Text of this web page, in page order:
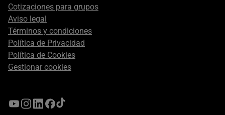
Cotizaciones para grupos
Aviso legal
Términos y condiciones
Política de Privacidad
Política de Cookies
Gestionar cookies